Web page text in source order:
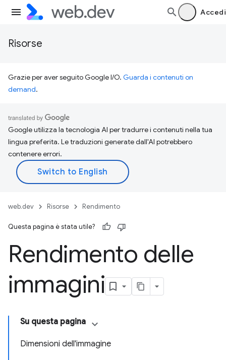
Accedi
Risorse
Grazie per aver seguito Google I/O. Guarda i contenuti on
demand.
Google utilizza la tecnologia AI per tradurre i contenuti nella tua
lingua preferita. Le traduzioni generate dall'AI potrebbero
contenere errori.
web.dev Risorse Rendimento
Questa pagina è stata utile?
Rendimento delle
immagini
Su questa pagina
Dimensioni dell'immagine